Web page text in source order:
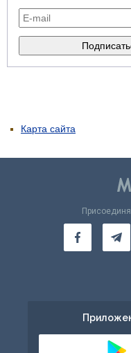
Карта сайта